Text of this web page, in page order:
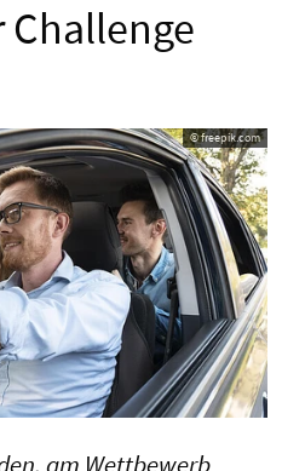
© freepik.com
am Wettbewerb